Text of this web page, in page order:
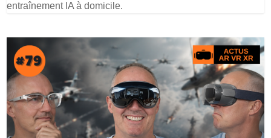
entraînement IA à domicile.